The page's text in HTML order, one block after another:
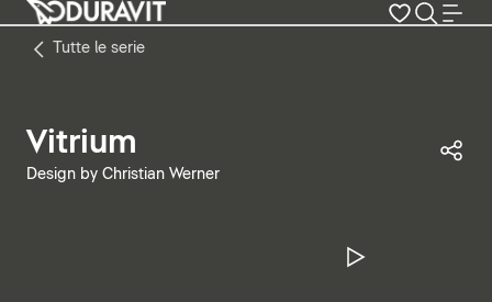
Tutte le serie
Vitrium
Design by Christian Werner
Metti in